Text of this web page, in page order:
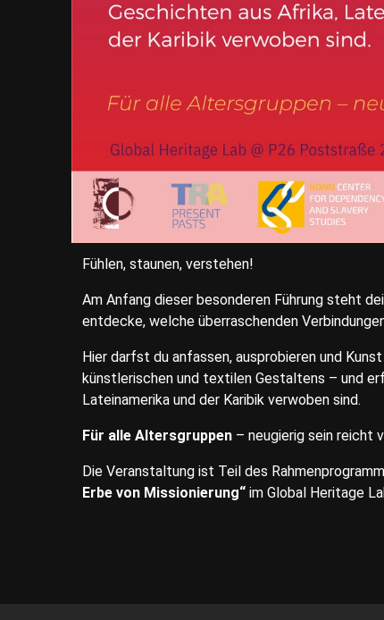
Fühlen, staunen, verstehen!
Am Anfang dieser besonderen Führung steht
entdecke, welche überraschenden
Hier darfst du anfassen, ausprobieren und
künstlerischen und textilen Gestaltens – und
Lateinamerika und der Karibik verwoben sind.
Für alle Altersgruppen – neugierig sein reicht
Die Veranstaltung ist Teil des
Erbe von Missionierung“ im Global Heritage